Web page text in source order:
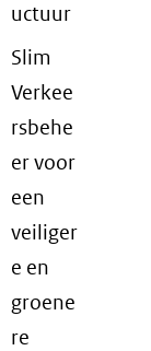
uctuur
Slim
Verkee
rsbehe
er voor
een
veiliger
e en
groene
re